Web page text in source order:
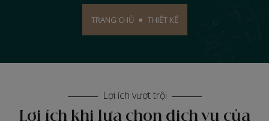
TRANG CHỦ THIẾT KẾ
Lợi ích vượt trội
Lợi ích khi lựa chọn dịch vụ của